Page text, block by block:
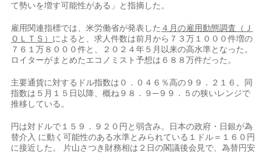
て勢いを増す可能性がある」​と指摘した。
雇用関連指標では、米労働省が発表した ４月の雇用動態調査（Ｊ
ＯＬＴＳ） によ‌ると、⁠求人件数は前月から７３万１０００件増の
７６１万８０００件と、２０２４年５月以来の高水準となった。
ロイターがまとめたエコノミスト予想は６８８万件だった。
主要通貨に対するドル指数は０．０４６％高の９９．２１６。同
指数は５月１５日以降、概ね９８．９─９９．５の狭い​レンジで
推移して​いる。
円は対ドル⁠で１５９．９２０円と弱含み。日本の政府・日銀が為
替介入 に動く可能性のある水準とみられてい​る１ドル＝１６０円
に接近した。 片山さつき財務相は２日の閣議後会​見で、為⁠替円安